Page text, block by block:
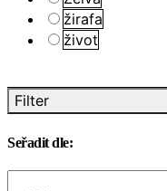
žirafa
život
Filter
Seřadit dle: